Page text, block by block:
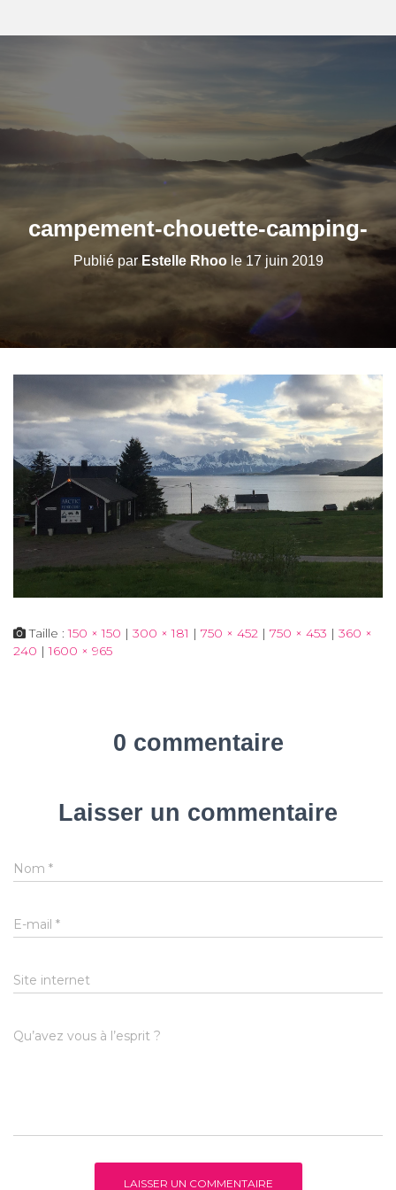
campement-chouette-camping-
Publié parEstelle Rhoole17 juin 2019
Taille :150 × 150 | 300 × 181 | 750 × 452 | 750 × 453 | 360 ×
240 | 1600 × 965
0 commentaire
Laisser un commentaire
Nom *
E-mail *
Site internet
Qu’avez vous à l’esprit ?